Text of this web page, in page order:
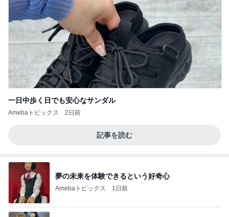
一日中歩く日でも安心なサンダル
Amebaトピックス 2日前
記事を読む
夢の未来を体験できるという好奇心
Amebaトピックス 1日前